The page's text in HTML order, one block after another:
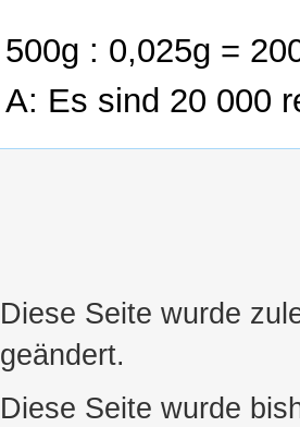
500g : 0,025g =
A: Es sind 20 000
Diese Seite wurde
geändert.
Diese Seite wurde